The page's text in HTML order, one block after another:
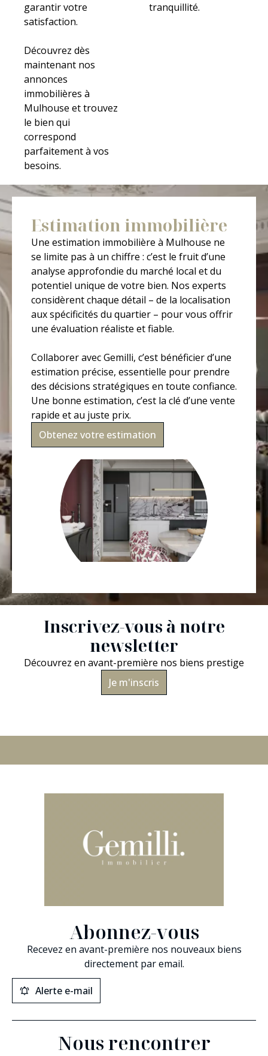
garantir votre
satisfaction.
Découvrez dès
maintenant nos
annonces
immobilières à
Mulhouse et trouvez
le bien qui
correspond
parfaitement à vos
besoins.
tranquillité.
Estimation immobilière
Une estimation immobilière à Mulhouse ne
se limite pas à un chiffre : c’est le fruit d’une
analyse approfondie du marché local et du
potentiel unique de votre bien. Nos experts
considèrent chaque détail – de la localisation
aux spécificités du quartier – pour vous offrir
une évaluation réaliste et fiable.
Collaborer avec Gemilli, c’est bénéficier d’une
estimation précise, essentielle pour prendre
des décisions stratégiques en toute confiance.
Une bonne estimation, c’est la clé d’une vente
rapide et au juste prix.
Obtenez votre estimation
Inscrivez-vous à notre
newsletter
Découvrez en avant-première nos biens prestige
Je m'inscris
Abonnez-vous
Recevez en avant-première nos nouveaux biens
directement par email.
Alerte e-mail
Nous rencontrer